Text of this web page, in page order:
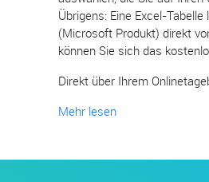
Übrigens: Eine Excel-
(Microsoft Produkt) direkt
können Sie sich das
Direkt über Ihrem
Mehr lesen